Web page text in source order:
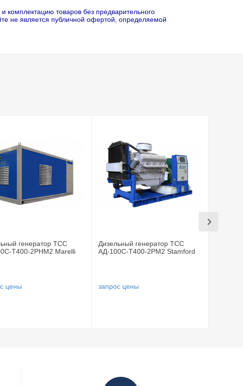
комплектацию товаров без предварительного
не является публичной офертой, определяемой
генератор ТСС
Т400-2РНМ2 Marelli
цены
Дизельный генератор ТСС
АД-100С-Т400-2РМ2 Stamford
запрос цены